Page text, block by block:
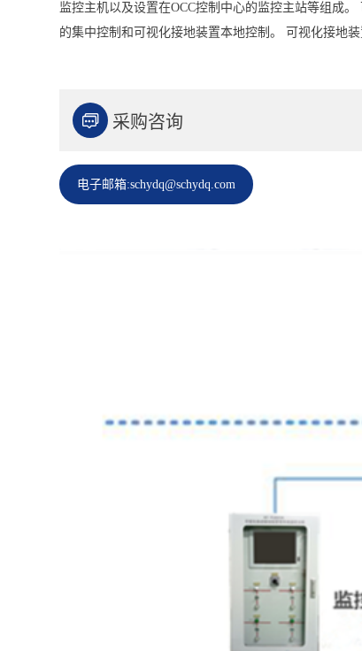
监控主机以及设置在OCC控制中心的监控主站等组成
的集中控制和可视化接地装置本地控制。 可视化接地
 采购咨询
电子邮箱:schydq@schydq.com